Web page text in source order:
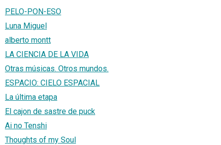
PELO-PON-ESO
Luna Miguel
alberto montt
LA CIENCIA DE LA VIDA
Otras músicas. Otros mundos.
ESPACIO: CIELO ESPACIAL
La última etapa
El cajon de sastre de puck
Ai no Tenshi
Thoughts of my Soul